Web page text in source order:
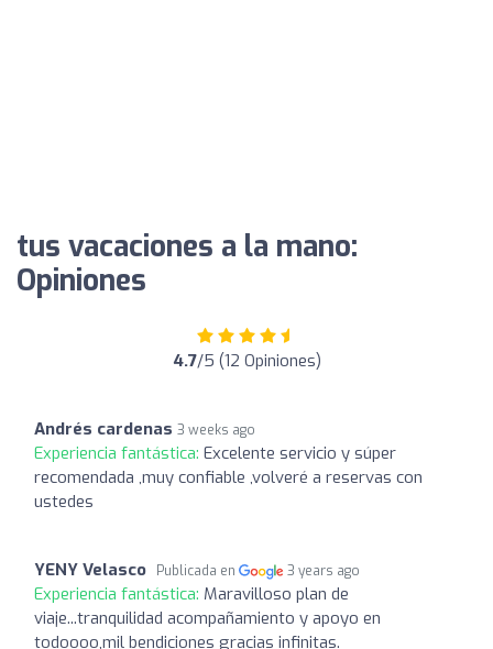
tus vacaciones a la mano:
Opiniones
4.7/5 (12 Opiniones)
Andrés cardenas 3 weeks ago
Experiencia fantástica: Excelente servicio y súper
recomendada ,muy confiable ,volveré a reservas con
ustedes
YENY Velasco Publicada en 3 years ago
Experiencia fantástica: Maravilloso plan de
viaje...tranquilidad acompañamiento y apoyo en
todoooo,mil bendiciones gracias infinitas.